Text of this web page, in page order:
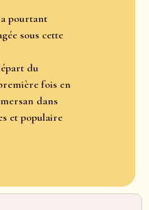
pourtant
sous cette
du
fois en
dans
et populaire